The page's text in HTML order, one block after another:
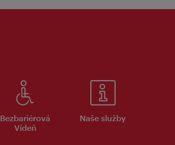
Bezbariérová
Vídeň
Naše služby